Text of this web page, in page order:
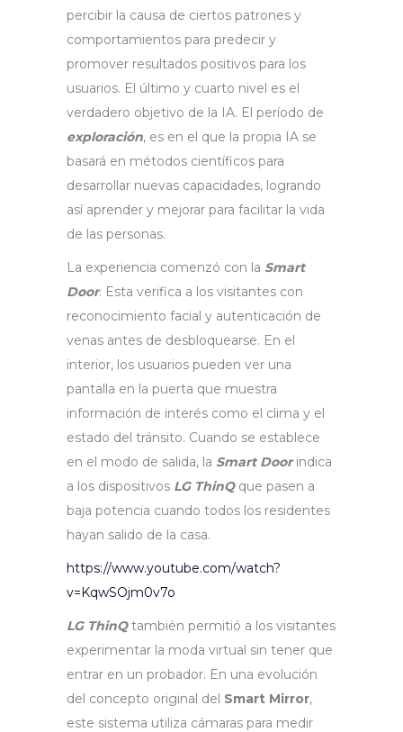
percibir la causa de ciertos patrones y
comportamientos para predecir y
promover resultados positivos para los
usuarios. El último y cuarto nivel es el
verdadero objetivo de la IA. El período de
exploración, es en el que la propia IA se
basará en métodos científicos para
desarrollar nuevas capacidades, logrando
así aprender y mejorar para facilitar la vida
de las personas.
La experiencia comenzó con la Smart
Door. Esta verifica a los visitantes con
reconocimiento facial y autenticación de
venas antes de desbloquearse. En el
interior, los usuarios pueden ver una
pantalla en la puerta que muestra
información de interés como el clima y el
estado del tránsito. Cuando se establece
en el modo de salida, la Smart Doorindica
a los dispositivos LG ThinQque pasen a
baja potencia cuando todos los residentes
hayan salido de la casa.
https://www.youtube.com/watch?
v=KqwSOjm0v7o
LG ThinQtambién permitió a los visitantes
experimentar la moda virtual sin tener que
entrar en un probador. En una evolución
del concepto original del Smart Mirror,
este sistema utiliza cámaras para medir